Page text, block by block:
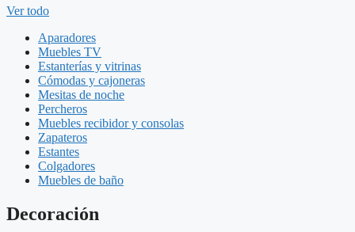
Ver todo
Aparadores
Muebles TV
Estanterías y vitrinas
Cómodas y cajoneras
Mesitas de noche
Percheros
Muebles recibidor y consolas
Zapateros
Estantes
Colgadores
Muebles de baño
Decoración